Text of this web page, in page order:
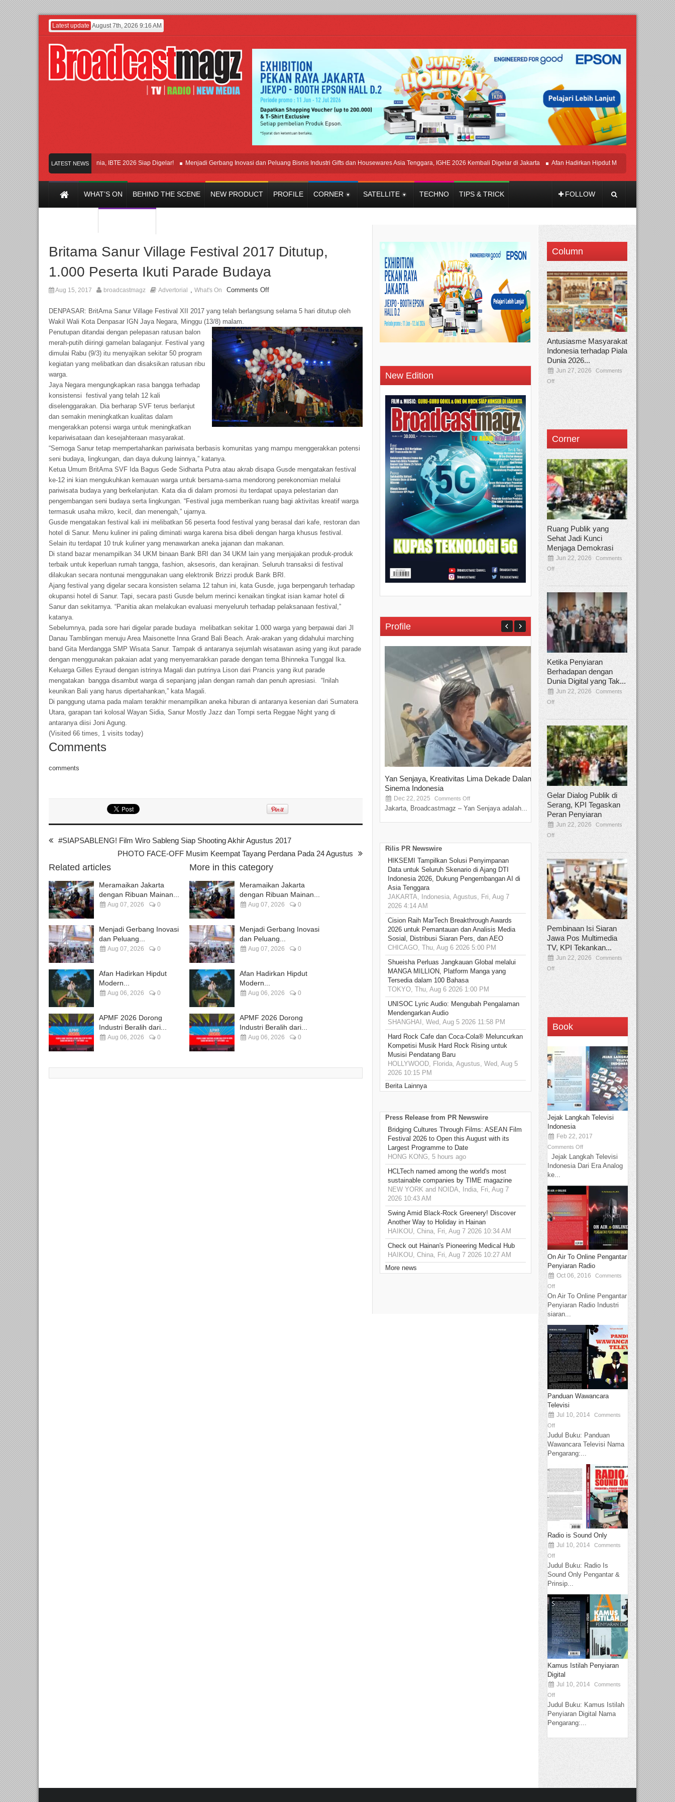
Latest update August 7th, 2026 9:16 AM
LATEST NEWS
Bayi dari Seluruh Dunia, IBTE 2026 Siap Digelar! Menjadi Gerbang Inovasi dan Peluang Bisnis Industri Gifts dan Housewares Asia Tenggara, IGHE 2026 Kembali Digelar di Jakarta Afan Hadirkan Hipdut Modern “Jangan Ungkit-
WHAT’S ON BEHIND THE SCENE NEW PRODUCT PROFILE CORNER SATELLITE TECHNO TIPS & TRICK FOLLOW
Britama Sanur Village Festival 2017 Ditutup,
1.000 Peserta Ikuti Parade Budaya
Aug 15, 2017 broadcastmagz Advertorial , What's On Comments Off
DENPASAR: BritAma Sanur Village Festival XII 2017 yang telah berlangsung selama 5 hari ditutup oleh
Wakil Wali Kota Denpasar IGN Jaya Negara, Minggu (13/8) malam.
Penutupan ditandai dengan pelepasan ratusan balon
merah-putih ‎diiringi gamelan balaganjur. Festival yang
dimulai Rabu (9/3) itu menyajikan sekitar 50 program
kegiatan yang melibatkan dan disaksikan ratusan ribu
warga.
Jaya Negara mengungkapkan rasa bangga terhadap
konsistensi festival yang telah 12 kali
diselenggarakan. Dia berharap SVF terus berlanjut
dan semakin meningkatkan kualitas dalam
mengerakkan potensi warga untuk meningkatkan
kepariwisataan dan kesejahteraan masyarakat‎.
“Semoga Sanur tetap mempertahankan pariwisata berbasis komunitas yang mampu menggerakkan potensi
seni budaya, lingkungan, dan daya dukung lainnya,” katanya.
‎Ketua Umum BritAma SVF Ida Bagus Gede Sidharta Putra atau akrab disapa Gusde mengatakan festival
ke-12 ini kian mengukuhkan kemauan warga untuk bersama-sama mendorong perekonomian melalui
pariwisata budaya yang berkelanjutan. Kata dia di dalam promosi itu terdapat upaya pelestarian dan
pengembangan seni budaya serta lingkungan. “Festival juga memberikan ruang bagi aktivitas kreatif warga
termasuk usaha mikro, kecil, dan menengah,” ujarnya.
Gusde mengatakan festival kali ini melibatkan 56 peserta food festival yang berasal dari kafe, restoran dan
hotel di Sanur. ‎Menu kuliner ini paling diminati warga karena bisa dibeli dengan harga khusus festival.
Selain itu terdapat 10 truk kuliner yang menawarkan aneka jajanan dan makanan.
Di stand bazar menampilkan 34 UKM binaan Bank BRI dan 34 UKM lain yang menjajakan produk-produk
terbaik untuk keperluan rumah tangga, fashion, aksesoris, dan kerajinan. Seluruh transaksi di festival
dilakukan secara nontunai menggunakan uang elektronik Brizzi produk Bank BRI.
Ajang festival yang digelar secara konsisten selama 12 tahun ini, kata Gusde, juga berpengaruh terhadap
okupansi hotel di Sanur. ‎Tapi, secara pasti Gusde belum merinci kenaikan tingkat isian kamar hotel di
Sanur dan sekitarnya. “Panitia akan melakukan evaluasi menyeluruh terhadap pelaksanaan festival,”
katanya.
Sebelumnya, pada sore hari digelar parade budaya melibatkan sekitar 1.000 warga yang berpawai dari Jl
Danau Tamblingan menuju Area Maisonette Inna Grand Bali Beach. Arak-arakan yang didahului marching
band Gita Merdangga SMP Wisata Sanur. Tampak di antaranya sejumlah wisatawan asing yang ikut ‎parade
dengan menggunakan pakaian adat yang menyemarakkan parade dengan tema Bhinneka Tunggal Ika.
Keluarga Gilles Eyraud dengan istrinya Magali dan putrinya Lison dari Prancis yang ikut parade
mengatakan bangga disambut warga di sepanjang jalan dengan ramah dan penuh apresiasi. “Inilah
keunikan Bali yang harus dipertahankan,” kata Magali.
Di panggung utama pada malam terakhir menampilkan aneka hiburan di antaranya kesenian dari Sumatera
Utara, garapan tari kolosal Wayan Sidia, Sanur Mostly Jazz dan Tompi serta Reggae Night yang di
antaranya diisi Joni Agung.
(Visited 66 times, 1 visits today)
Comments
comments
#SIAPSABLENG! Film Wiro Sableng Siap Shooting Akhir Agustus 2017
PHOTO FACE-OFF Musim Keempat Tayang Perdana Pada 24 Agustus
Related articles
Meramaikan Jakarta
dengan Ribuan Mainan...
Aug 07, 2026 0
Menjadi Gerbang Inovasi
dan Peluang...
Aug 07, 2026 0
Afan Hadirkan Hipdut
Modern...
Aug 06, 2026 0
APMF 2026 Dorong
Industri Beralih dari...
Aug 06, 2026 0
More in this category
Meramaikan Jakarta
dengan Ribuan Mainan...
Aug 07, 2026 0
Menjadi Gerbang Inovasi
dan Peluang...
Aug 07, 2026 0
Afan Hadirkan Hipdut
Modern...
Aug 06, 2026 0
APMF 2026 Dorong
Industri Beralih dari...
Aug 06, 2026 0
New Edition
Profile
Yan Senjaya, Kreativitas Lima Dekade Dalam
Sinema Indonesia
Dec 22, 2025 Comments Off
Jakarta, Broadcastmagz – Yan Senjaya adalah...
Tamee Irelly Menjadi Juri Open
Film Terbaru...
Sep 08, 2025 Comments Off
Bekasi, Broadcastmagz – Dalam upaya
talenta...
Rilis PR Newswire
HIKSEMI Tampilkan Solusi Penyimpanan
Data untuk Seluruh Skenario di Ajang DTI
Indonesia 2026, Dukung Pengembangan AI di
Asia Tenggara
JAKARTA, Indonesia, Agustus, Fri, Aug 7
2026 4:14 AM
Cision Raih MarTech Breakthrough Awards
2026 untuk Pemantauan dan Analisis Media
Sosial, Distribusi Siaran Pers, dan AEO
CHICAGO, Thu, Aug 6 2026 5:00 PM
Shueisha Perluas Jangkauan Global melalui
MANGA MILLION, Platform Manga yang
Tersedia dalam 100 Bahasa
TOKYO, Thu, Aug 6 2026 1:00 PM
UNISOC Lyric Audio: Mengubah Pengalaman
Mendengarkan Audio
SHANGHAI, Wed, Aug 5 2026 11:58 PM
Hard Rock Cafe dan Coca-Cola® Meluncurkan
Kompetisi Musik Hard Rock Rising untuk
Musisi Pendatang Baru
HOLLYWOOD, Florida, Agustus, Wed, Aug 5
2026 10:15 PM
Berita Lainnya
Press Release from PR Newswire
Bridging Cultures Through Films: ASEAN Film
Festival 2026 to Open this August with its
Largest Programme to Date
HONG KONG, 5 hours ago
HCLTech named among the world's most
sustainable companies by TIME magazine
NEW YORK and NOIDA, India, Fri, Aug 7
2026 10:43 AM
Swing Amid Black‑Rock Greenery! Discover
Another Way to Holiday in Hainan
HAIKOU, China, Fri, Aug 7 2026 10:34 AM
Check out Hainan's Pioneering Medical Hub
HAIKOU, China, Fri, Aug 7 2026 10:27 AM
More news
Column
Antusiasme Masyarakat
Indonesia terhadap Piala
Dunia 2026...
Jun 27, 2026
Comments
Off
Corner
Ruang Publik yang
Sehat Jadi Kunci
Menjaga Demokrasi
Jun 22, 2026
Comments
Off
Ketika Penyiaran
Berhadapan dengan
Dunia Digital yang Tak...
Jun 22, 2026
Comments
Off
Gelar Dialog Publik di
Serang, KPI Tegaskan
Peran Penyiaran
Jun 22, 2026
Comments
Off
Pembinaan Isi Siaran
Jawa Pos Multimedia
TV, KPI Tekankan...
Jun 22, 2026
Comments
Off
Book
Jejak Langkah Televisi
Indonesia
Feb 22, 2017
Comments Off
Jejak Langkah Televisi
Indonesia Dari Era Analog
ke...
On Air To Online Pengantar
Penyiaran Radio
Oct 06, 2016
Comments
Off
On Air To Online Pengantar
Penyiaran Radio Industri
siaran...
Panduan Wawancara
Televisi
Jul 10, 2014
Comments
Off
Judul Buku: Panduan
Wawancara Televisi Nama
Pengarang:...
Radio is Sound Only
Jul 10, 2014
Comments
Off
Judul Buku: Radio Is
Sound Only Pengantar &
Prinsip...
Kamus Istilah Penyiaran
Digital
Jul 10, 2014
Comments
Off
Judul Buku: Kamus Istilah
Penyiaran Digital Nama
Pengarang:...